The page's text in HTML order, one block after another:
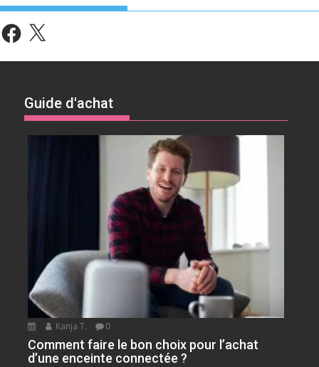
Facebook
X
Guide d'achat
Kanja T. 0
Comment faire le bon choix pour l’achat
d’une enceinte connectée ?